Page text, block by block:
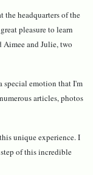
the headquarters of the
pleasure to learn
and Julie, two
special emotion that I'm
articles, photos
unique experience. I
of this incredible